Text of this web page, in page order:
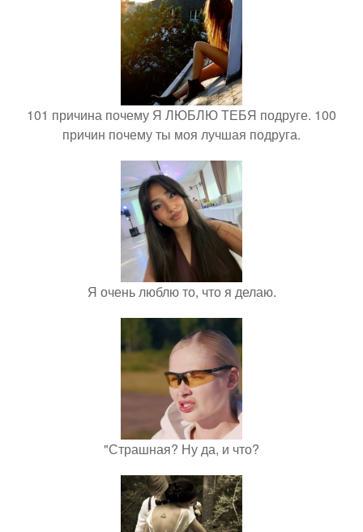
101 причина почему Я ЛЮБЛЮ ТЕБЯ подруге. 100
причин почему ты моя лучшая подруга.
Я очень люблю то, что я делаю.
"Страшная? Ну да, и что?